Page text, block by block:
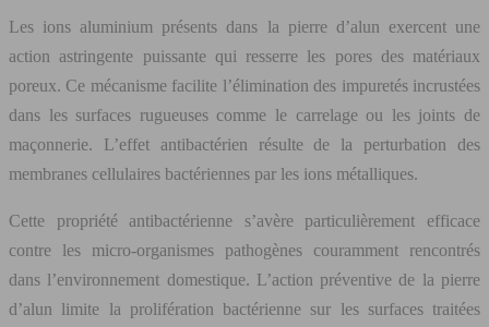
Les ions aluminium présents dans la pierre d’alun exercent une
action astringente puissante qui resserre les pores des matériaux
poreux. Ce mécanisme facilite l’élimination des impuretés incrustées
dans les surfaces rugueuses comme le carrelage ou les joints de
maçonnerie. L’effet antibactérien résulte de la perturbation des
membranes cellulaires bactériennes par les ions métalliques.
Cette propriété antibactérienne s’avère particulièrement efficace
contre les micro-organismes pathogènes couramment rencontrés
dans l’environnement domestique. L’action préventive de la pierre
d’alun limite la prolifération bactérienne sur les surfaces traitées